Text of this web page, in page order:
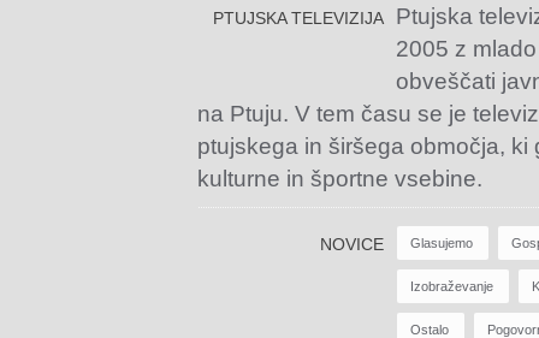
PTUJSKA TELEVIZIJA
Ptujska
2005 z
obveščati
na Ptuju. V tem času se je
ptujskega in širšega območja,
kulturne in športne vsebine.
NOVICE Glasujemo
Izobraževanje
Ostalo